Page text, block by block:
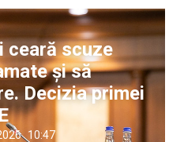
ceară scuze
și să
Decizia primei
10:47